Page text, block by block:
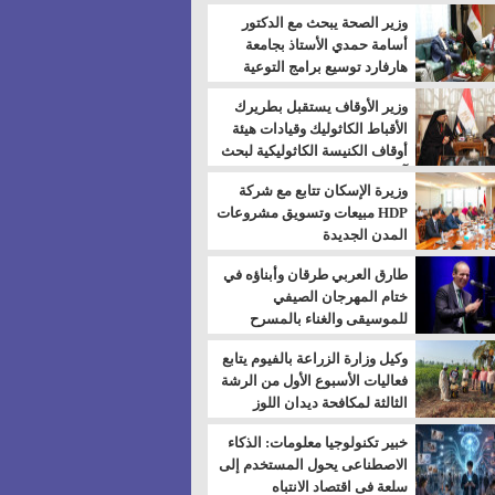
بالسويس
وزير الصحة يبحث مع الدكتور
أسامة حمدي الأستاذ بجامعة
هارفارد توسيع برامج التوعية
بمرض السكري
وزير الأوقاف يستقبل بطريرك
الأقباط الكاثوليك وقيادات هيئة
أوقاف الكنيسة الكاثوليكية لبحث
آفاق التعاون المشترك
وزيرة الإسكان تتابع مع شركة
HDP مبيعات وتسويق مشروعات
المدن الجديدة
طارق العربي طرقان وأبناؤه في
ختام المهرجان الصيفي
للموسيقى والغناء بالمسرح
المكشوف
وكيل وزارة الزراعة بالفيوم يتابع
فعاليات الأسبوع الأول من الرشة
الثالثة لمكافحة ديدان اللوز
للقطن
خبير تكنولوجيا معلومات: الذكاء
الاصطناعى يحول المستخدم إلى
سلعة فى اقتصاد الانتباه